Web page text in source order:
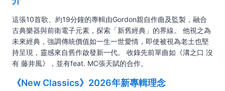
這張10首歌、約19分鐘的專輯由Gordon親自作曲及監製，融合
古典樂器與前衛電子元素，探索「新舊經典」的界線。 他視之為
未來經典，強調傳統價值如一生一世愛情，即使被視為老土也堅
持呈現，靈感來自舊作啟發新一代。 收錄先前單曲如《溝之口 沒
有 藤井風》，並有feat. MC張天賦的合作。
《New Classics》2026年新專輯理念